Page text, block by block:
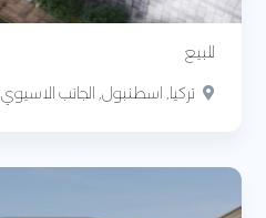
للبيع
تركيا, اسطنبول, الجانب الاسيوي